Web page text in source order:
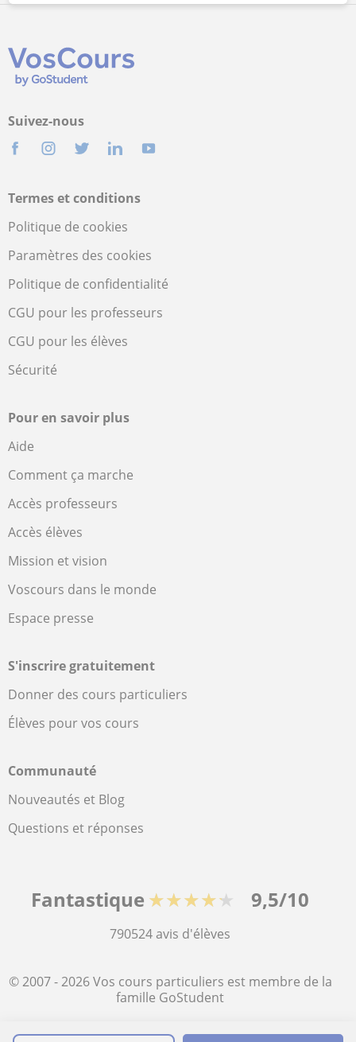
Suivez-nous
Termes et conditions
Politique de cookies
Paramètres des cookies
Politique de confidentialité
CGU pour les professeurs
CGU pour les élèves
Sécurité
Pour en savoir plus
Aide
Comment ça marche
Accès professeurs
Accès élèves
Mission et vision
Voscours dans le monde
Espace presse
S'inscrire gratuitement
Donner des cours particuliers
Élèves pour vos cours
Communauté
Nouveautés et Blog
Questions et réponses
Fantastique ★★★★★ 9,5/10
790524avis d'élèves
© 2007 - 2026 Vos cours particuliers est membre de la
famille GoStudent